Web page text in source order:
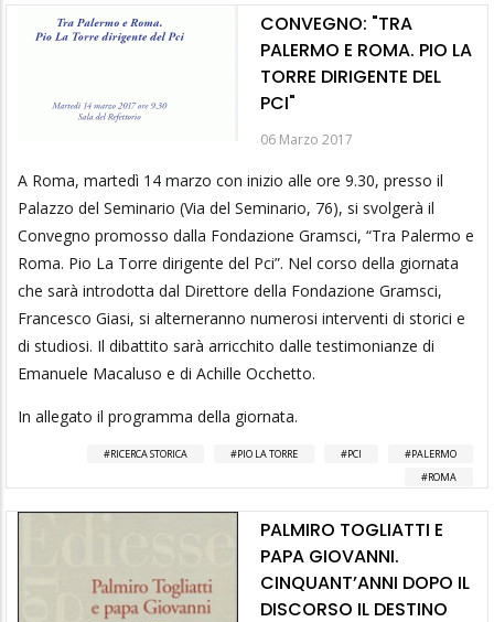
CONVEGNO: "TRA
PALERMO E ROMA. PIO LA
TORRE DIRIGENTE DEL
PCI"
06 Marzo 2017
A Roma, martedì 14 marzo con inizio alle ore 9.30, presso il
Palazzo del Seminario (Via del Seminario, 76), si svolgerà il
Convegno promosso dalla Fondazione Gramsci, “Tra Palermo e
Roma. Pio La Torre dirigente del Pci”. Nel corso della giornata
che sarà introdotta dal Direttore della Fondazione Gramsci,
Francesco Giasi, si alterneranno numerosi interventi di storici e
di studiosi. Il dibattito sarà arricchito dalle testimonianze di
Emanuele Macaluso e di Achille Occhetto.
In allegato il programma della giornata.
RICERCA STORICA PIO LA TORRE PCI
PALERMO
ROMA
PALMIRO TOGLIATTI E
PAPA GIOVANNI.
CINQUANT’ANNI DOPO IL
DISCORSO IL DESTINO